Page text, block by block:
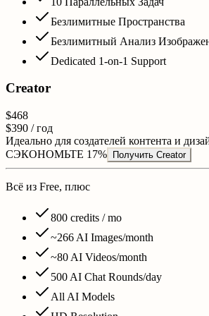
Безлимитные Пространства
Безлимитный Анализ
Dedicated 1-on-1 Support
Creator
$468
$390 / год
Идеально для создателей контента и
СЭКОНОМЬТЕ 17%
Получить Creator
Всё из Free, плюс
800 credits / mo
~266 AI Images/month
~80 AI Videos/month
500 AI Chat Rounds/day
All AI Models